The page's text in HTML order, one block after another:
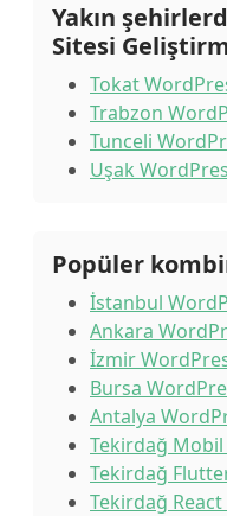
Yakın
Sitesi
Tokat
Trabzon
Tunceli
Uşak
Popüler
İstanbul
Ankara
İzmir
Bursa
Antalya
Tekirdağ
Tekirdağ
Tekirdağ